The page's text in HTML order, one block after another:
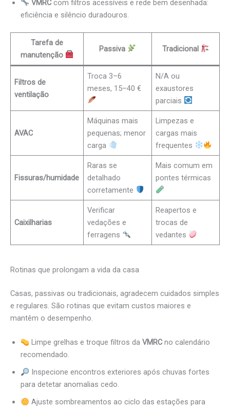
VMRCcom filtros acessíveis e rede bem desenhada:
eficiência e silêncio duradouros.
Tarefa de
manutenção
Passiva Tradicional
Filtros de
ventilação
Troca 3–6
meses, 15–40 €
N/A ou
exaustores
parciais
AVAC
Máquinas mais
pequenas; menor
carga
Limpezas e
cargas mais
frequentes
Fissuras/humidade
Raras se
detalhado
corretamente
Mais comum em
pontes térmicas
Caixilharias
Verificar
vedações e
ferragens
Reapertos e
trocas de
vedantes
Rotinas que prolongam a vida da casa
Casas, passivas ou tradicionais, agradecem cuidados simples
e regulares. São rotinas que evitam custos maiores e
mantêm o desempenho.
Limpe grelhas e troque filtros da VMRCno calendário
recomendado.
Inspecione encontros exteriores após chuvas fortes
para detetar anomalias cedo.
Ajuste sombreamentos ao ciclo das estações para